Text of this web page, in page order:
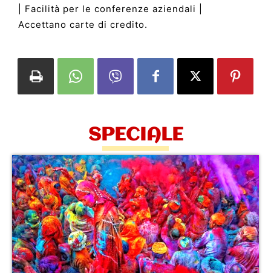
| Facilità per le conferenze aziendali |
Accettano carte di credito.
SPECIALE